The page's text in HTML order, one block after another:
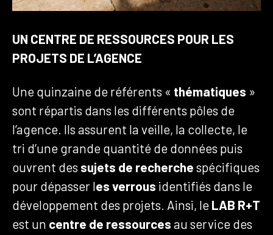
UN CENTRE DE RESSOURCES POUR LES
PROJETS DE L’AGENCE
Une quinzaine de référents « thématiques »
sont répartis dans les différents pôles de
l’agence. Ils assurent la veille, la collecte, le
tri d’une grande quantité de données puis
ouvrent des sujets de recherche spécifiques
pour dépasser les verrous identifiés dans le
développement des projets. Ainsi, le LAB R+T
est un centre de ressources au service des